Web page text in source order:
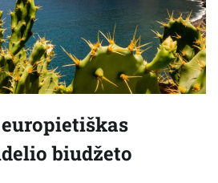
biudžeto